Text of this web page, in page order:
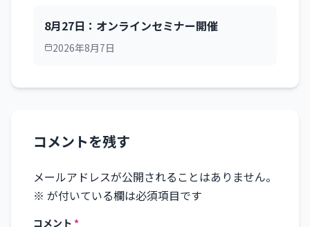
8月27日：オンラインセミナー開催
2026年8月7日
コメントを残す
メールアドレスが公開されることはありません。
※ が付いている欄は必須項目です
コメント *